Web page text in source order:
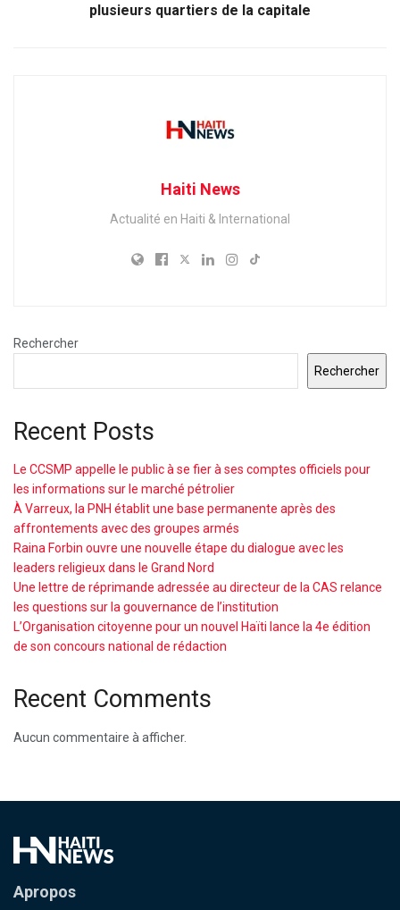
plusieurs quartiers de la capitale
Haiti News
Actualité en Haiti & International
Rechercher
Rechercher
Recent Posts
Le CCSMP appelle le public à se fier à ses comptes officiels pour
les informations sur le marché pétrolier
À Varreux, la PNH établit une base permanente après des
affrontements avec des groupes armés
Raina Forbin ouvre une nouvelle étape du dialogue avec les
leaders religieux dans le Grand Nord
Une lettre de réprimande adressée au directeur de la CAS relance
les questions sur la gouvernance de l’institution
L’Organisation citoyenne pour un nouvel Haïti lance la 4e édition
de son concours national de rédaction
Recent Comments
Aucun commentaire à afficher.
Apropos